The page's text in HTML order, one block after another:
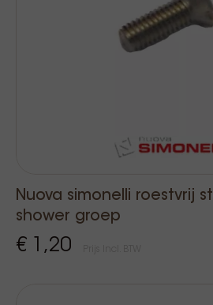
Nuova simonelli roestvrij
shower groep
€ 1,20